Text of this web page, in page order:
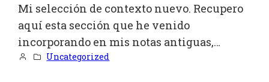
Mi selección de contexto nuevo. Recupero
aquí esta sección que he venido
incorporando en mis notas antiguas,…
Uncategorized